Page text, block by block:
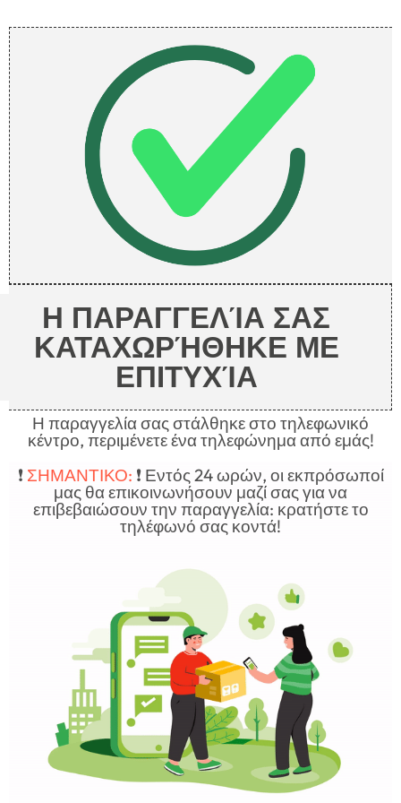
Η ΠΑΡΑΓΓΕΛΊΑ ΣΑΣ
ΚΑΤΑΧΩΡΉΘΗΚΕ ΜΕ
ΕΠΙΤΥΧΊΑ
Η παραγγελία σας στάλθηκε στο τηλεφωνικό
κέντρο, περιμένετε ένα τηλεφώνημα από εμάς!​​
❗️ ΣΗΜΑΝΤΙΚΟ: ❗️ Εντός 24 ωρών, οι εκπρόσωποί
μας θα επικοινωνήσουν μαζί σας για να
επιβεβαιώσουν την παραγγελία: κρατήστε το
τηλέφωνό σας κοντά!​​​